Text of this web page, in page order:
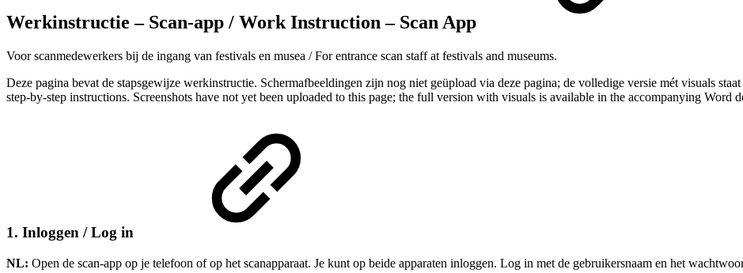
Werkinstructie – Scan-app / Work Instruction – Scan App
Voor scanmedewerkers bij de ingang van festivals en musea / For entrance scan staff at festivals and museums.
Deze pagina bevat de stapsgewijze werkinstructie. Schermafbeeldingen zijn nog niet geüpload via deze pagina; de volledige versie mét visuals
step-by-step instructions. Screenshots have not yet been uploaded to this page; the full version with visuals is available in the accompanying Word
1. Inloggen / Log in
NL: Open de scan-app op je telefoon of op het scanapparaat. Je kunt op beide apparaten inloggen. Log in met de gebruikersnaam en het